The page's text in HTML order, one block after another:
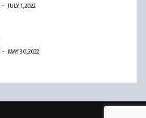
JULY 1, 2022
MAY 30, 2022